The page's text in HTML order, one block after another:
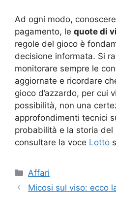
Ad ogni modo,
pagamento, le quote di
regole del gioco è
decisione informata. Si
monitorare sempre le
aggiornate e ricordare
gioco d’azzardo, per cui
possibilità, non una
approfondimenti tecnici
probabilità e la storia del
consultare la voce Lotto
Categorie
Affari
Micosi sul viso: ecco